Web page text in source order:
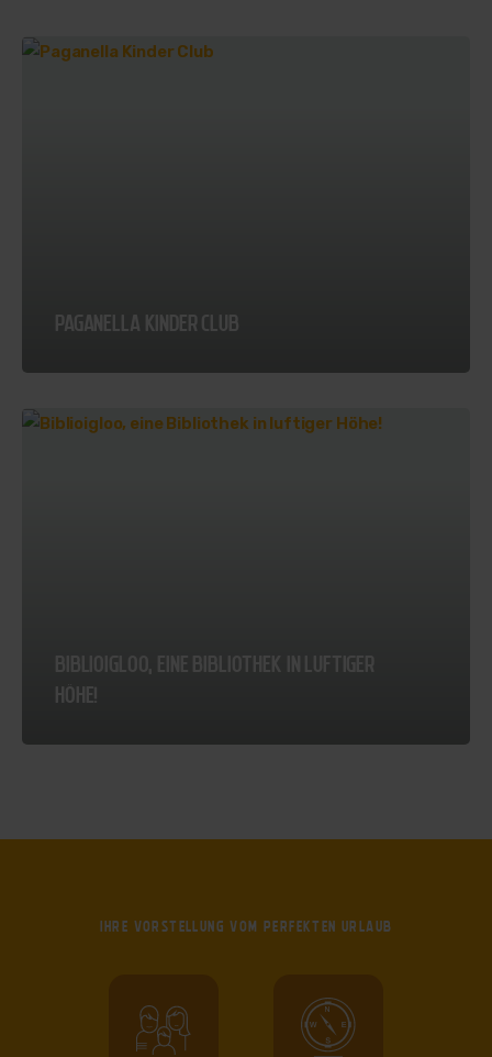
PAGANELLA KINDER CLUB
HÖHE!
IHRE VORSTELLUNG VOM PERFEKTEN URLAUB